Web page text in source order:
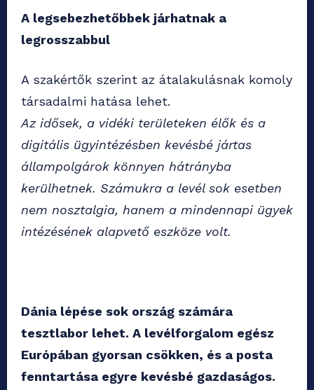
A legsebezhetőbbek járhatnak a
legrosszabbul
A szakértők szerint az átalakulásnak komoly
társadalmi hatása lehet.
Az idősek, a vidéki területeken élők és a
digitális ügyintézésben kevésbé jártas
állampolgárok könnyen hátrányba
kerülhetnek. Számukra a levél sok esetben
nem nosztalgia, hanem a mindennapi ügyek
intézésének alapvető eszköze volt.
Dánia lépése sok ország számára
tesztlabor lehet. A levélforgalom egész
Európában gyorsan csökken, és a posta
fenntartása egyre kevésbé gazdaságos.